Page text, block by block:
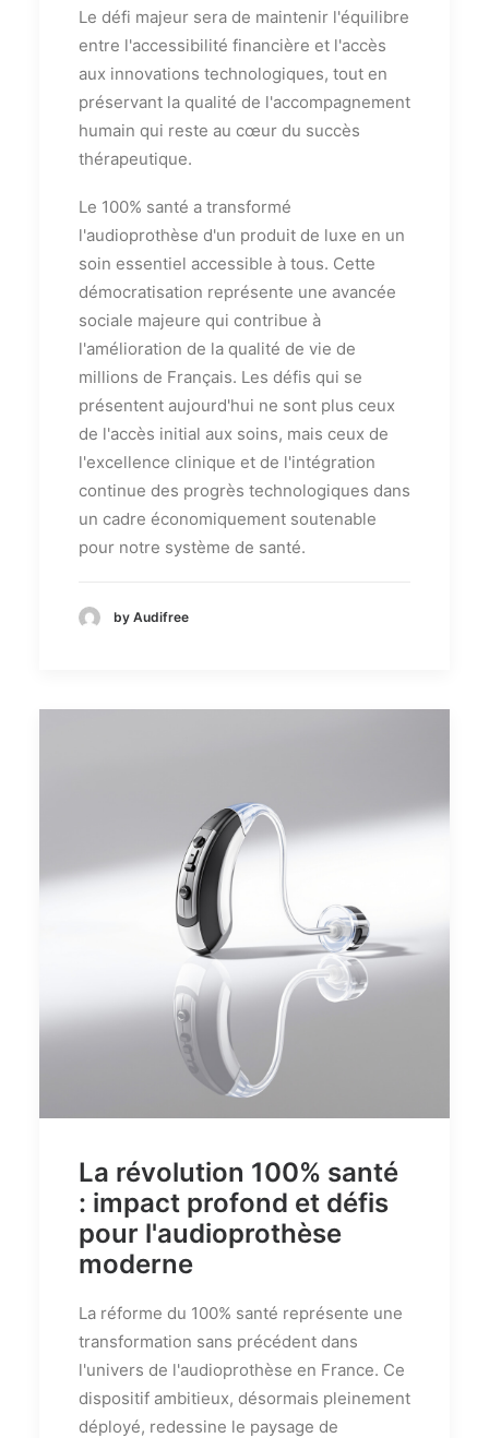
Le défi majeur sera de maintenir l'équilibre
entre l'accessibilité financière et l'accès
aux innovations technologiques, tout en
préservant la qualité de l'accompagnement
humain qui reste au cœur du succès
thérapeutique.
Le 100% santé a transformé
l'audioprothèse d'un produit de luxe en un
soin essentiel accessible à tous. Cette
démocratisation représente une avancée
sociale majeure qui contribue à
l'amélioration de la qualité de vie de
millions de Français. Les défis qui se
présentent aujourd'hui ne sont plus ceux
de l'accès initial aux soins, mais ceux de
l'excellence clinique et de l'intégration
continue des progrès technologiques dans
un cadre économiquement soutenable
pour notre système de santé.
by Audifree
La révolution 100% santé
: impact profond et défis
pour l'audioprothèse
moderne
La réforme du 100% santé représente une
transformation sans précédent dans
l'univers de l'audioprothèse en France. Ce
dispositif ambitieux, désormais pleinement
déployé, redessine le paysage de